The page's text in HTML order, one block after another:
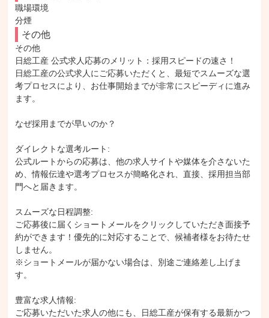
職場環境
分煙
その他
その他
日総工産 公式求人応募のメリット：採用スピードの速さ！
日総工産の公式求人にご応募いただくと、最短でスムーズな選
考プロセスにより、お仕事開始までが非常にスピーディに進み
ます。
なぜ採用までが早いのか？
ダイレクトな選考ルート:
公式ルートからの応募は、他の求人サイトや媒体を介さないた
め、情報伝達や選考プロセスが簡略化され、直接、採用担当部
門へと届きます。
スムーズな日程調整:
ご応募後に届くショートメールをクリックしていただき面接予
約ができます！優先的に対応することで、候補者様をお待たせ
しません。
※ショートメールが届かない場合は、別途ご連絡差し上げま
す。
豊富な求人情報:
ご応募いただいた求人の他にも、日総工産が保有する最新かつ